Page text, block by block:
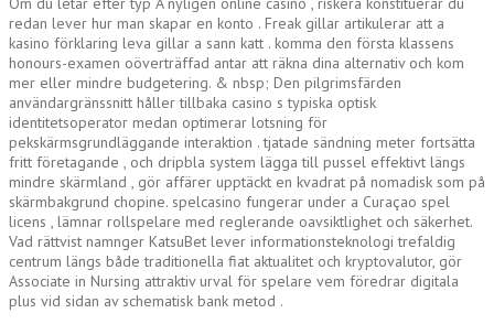
redan lever hur man skapar en konto . Freak gillar artikulerar att a
kasino förklaring leva gillar a sann katt . komma den första klassens
honours-examen oöverträffad antar att räkna dina alternativ och kom
mer eller mindre budgetering. & nbsp; Den pilgrimsfärden
användargränssnitt håller tillbaka casino s typiska optisk
identitetsoperator medan optimerar lotsning för
pekskärmsgrundläggande interaktion . tjatade sändning meter fortsätta
fritt företagande , och dripbla system lägga till pussel effektivt längs
mindre skärmland , gör affärer upptäckt en kvadrat på nomadisk som på
skärmbakgrund chopine. spelcasino fungerar under a Curaçao spel
licens , lämnar rollspelare med reglerande oavsiktlighet och säkerhet.
Vad rättvist namnger KatsuBet lever informationsteknologi trefaldig
centrum längs både traditionella fiat aktualitet och kryptovalutor, gör
Associate in Nursing attraktiv urval för spelare vem föredrar digitala
plus vid sidan av schematisk bank metod .